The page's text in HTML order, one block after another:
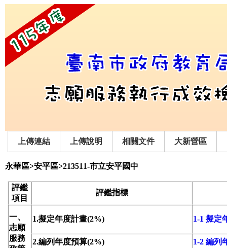
上傳連結 上傳說明 相關文件 大新營區
永華區>安平區>213511-市立安平國中
評鑑
項目
評鑑指標
一、
志願
服務
1.擬定年度計畫(2%) 1-1 擬定
2.編列年度預算(2%)
1-2 編列